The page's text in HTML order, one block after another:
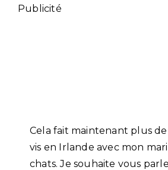
Publicité
Cela fait maintenant plus de
vis en Irlande avec mon
chats. Je souhaite vous